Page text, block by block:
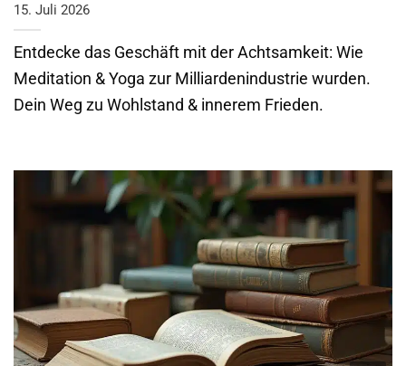
15. Juli 2026
Entdecke das Geschäft mit der Achtsamkeit: Wie
Meditation & Yoga zur Milliardenindustrie wurden.
Dein Weg zu Wohlstand & innerem Frieden.